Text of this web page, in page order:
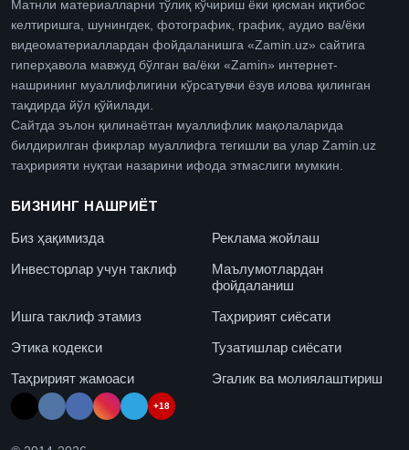
Матнли материалларни тўлиқ кўчириш ёки қисман иқтибос
келтиришга, шунингдек, фотографик, график, аудио ва/ёки
видеоматериаллардан фойдаланишга «Zamin.uz» сайтига
гиперҳавола мавжуд бўлган ва/ёки «Zamin» интернет-
нашрининг муаллифлигини кўрсатувчи ёзув илова қилинган
тақдирда йўл қўйилади.
Сайтда эълон қилинаётган муаллифлик мақолаларида
билдирилган фикрлар муаллифга тегишли ва улар Zamin.uz
таҳририяти нуқтаи назарини ифода этмаслиги мумкин.
БИЗНИНГ НАШРИЁТ
Биз ҳақимизда
Реклама жойлаш
Инвесторлар учун таклиф
Маълумотлардан
фойдаланиш
Ишга таклиф этамиз
Таҳририят сиёсати
Этика кодекси
Тузатишлар сиёсати
Таҳририят жамоаси
Эгалик ва молиялаштириш
+18